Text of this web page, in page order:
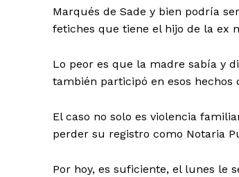
Marqués de Sade y bien podría
fetiches que tiene el hijo de la ex
Lo peor es que la madre sabía y
también participó en esos hechos
El caso no solo es violencia
perder su registro como Notaria
Por hoy, es suficiente, el lunes le